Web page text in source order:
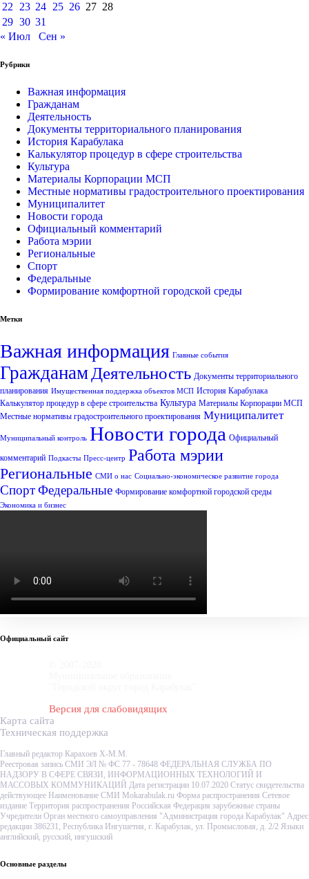
22
23 24 25 26 27 28
29 30 31
« Июл
Сен »
Рубрики
Важная информация
Гражданам
Деятельность
Документы территориального планирования
История Карабулака
Калькулятор процедур в сфере строительства
Культура
Материалы Корпорации МСП
Местные нормативы градостроительного проектирования
Муниципалитет
Новости города
Официальный комментарий
Работа мэрии
Региональные
Спорт
Федеральные
Формирование комфортной городской среды
Метки
Важная информация Главные события
Гражданам Деятельность Документы территориального
планирования Имущественная поддержка объектов МСП История Карабулака
Калькулятор процедур в сфере строительства Культура Материалы Корпорации МСП
Местные нормативы градостроительного проектирования Муниципалитет
Муниципальный контроль Новости города Официальный
комментарий Подкасты Пресс-центр Работа мэрии
Региональные СМИ о нас Социально-экономическое развитие города
СпортФедеральные Формирование комфортной городской среды
Экономика и бизнес
Официальный сайт
Версия для слабовидящих
Карта сайта
Техническая поддержка
Главный редактор Карахоев Х-М.М.
Реестровая запись СМИ ЭЛ № ФС 77 - 78648 ФЕДЕРАЛЬНАЯ СЛУЖБА ПО
НАДЗОРУ В СФЕРЕ СВЯЗИ, ИНФОРМАЦИОННЫХ ТЕХНОЛОГИЙ И
МАССОВЫХ КОММУНИКАЦИЙ Дата регистрации 10.07.2020 Статус свидетельства
действующее Наименование СМИ Mokarabulak.ru Форма распространения Сетевое
издание Территория распространения Российская Федерация зарубежные страны
Учредители Орган местного самоуправления "Администрация города Карабулак" Адрес
редакции 386231, Республика Ингушетия, г. Карабулак, ул. Промысловая, д. 2/2 Языки
английский, русский, ингушский
Основные разделы